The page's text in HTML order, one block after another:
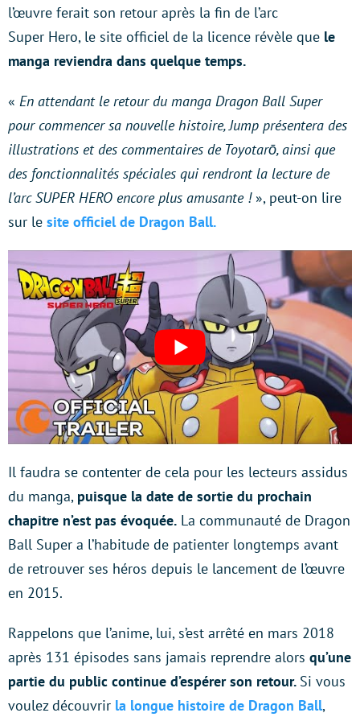
l’œuvre ferait son retour après la fin de l’arc
Super Hero, le site officiel de la licence révèle que le
manga reviendra dans quelque temps.
« En attendant le retour du manga Dragon Ball Super
pour commencer sa nouvelle histoire, Jump présentera des
illustrations et des commentaires de Toyotarō, ainsi que
des fonctionnalités spéciales qui rendront la lecture de
l’arc SUPER HERO encore plus amusante ! », peut-on lire
sur le site officiel de Dragon Ball.
Il faudra se contenter de cela pour les lecteurs assidus
du manga, puisque la date de sortie du prochain
chapitre n’est pas évoquée. La communauté de Dragon
Ball Super a l’habitude de patienter longtemps avant
de retrouver ses héros depuis le lancement de l’œuvre
en 2015.
Rappelons que l’anime, lui, s’est arrêté en mars 2018
après 131 épisodes sans jamais reprendre alors qu’une
partie du public continue d’espérer son retour. Si vous
voulez découvrir la longue histoire de Dragon Ball,